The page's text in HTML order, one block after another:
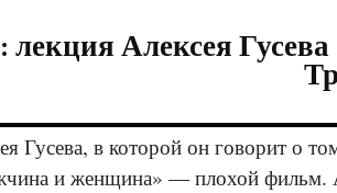
лекция Алексея
Гусева, в которой он говорит о
и женщина» — плохой фильм.